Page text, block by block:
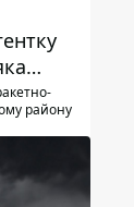
району